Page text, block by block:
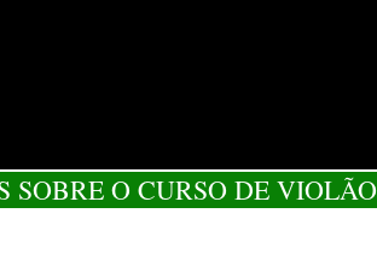
SOBRE O CURSO DE VIOLÃO